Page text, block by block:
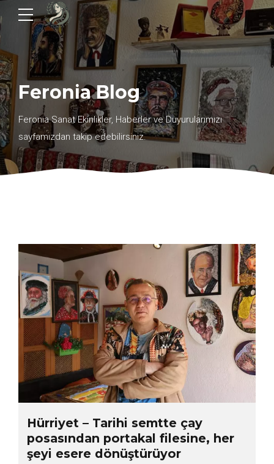
Feronia Blog
Feronia Sanat Ekinlikler, Haberler ve Duyurularımızı
sayfamızdan takip edebilirsiniz.
Hürriyet – Tarihi semtte çay
posasından portakal filesine, her
şeyi esere dönüştürüyor